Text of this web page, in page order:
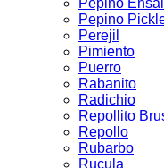
Pepino
Perejil
Pimiento
Puerro
Rabanito
Radichio
Repollito
Repollo
Rubarbo
Rucula